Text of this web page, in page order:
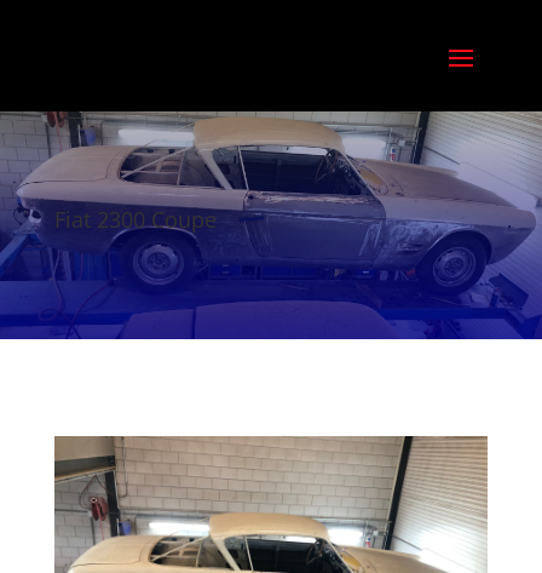
Fiat 2300 Coupe